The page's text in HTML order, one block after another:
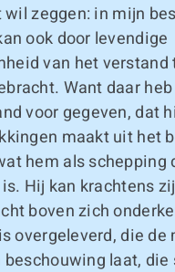
wil zeggen: in mijn
ook door levendige
van het verstand
Want daar
voor gegeven, dat
maakt uit het
hem als schepping
Hij kan krachtens
boven zich
overgeleverd, die de
laat, die